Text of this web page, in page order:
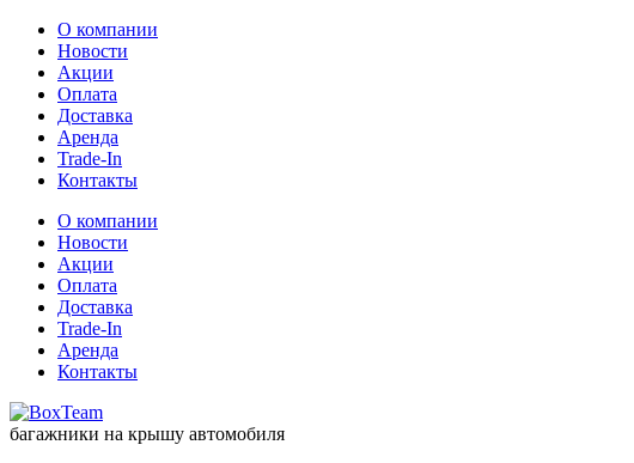
О компании
Новости
Акции
Оплата
Доставка
Аренда
Trade-In
Контакты
О компании
Новости
Акции
Оплата
Доставка
Trade-In
Аренда
Контакты
багажники на крышу автомобиля